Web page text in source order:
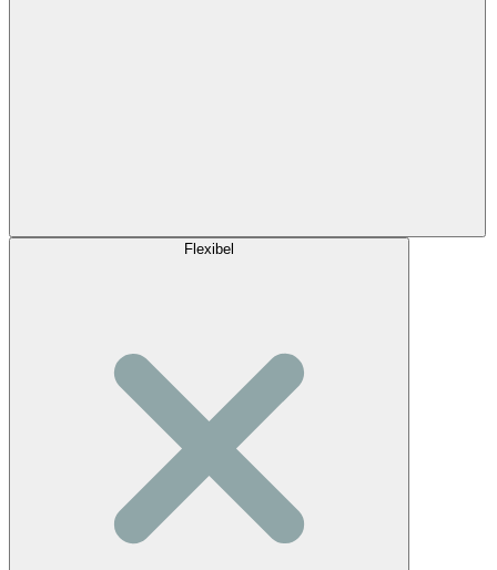
Flexibel